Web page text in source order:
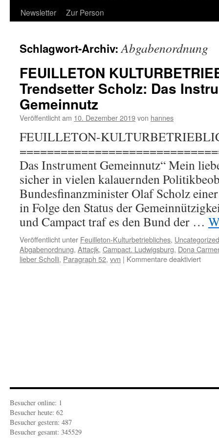
Newsletter
Zur Person
Schlagwort-Archiv:Abgabenordnung
FEUILLETON
Trendsetter Scholz: Das
Gemeinnutz
Veröffentlicht am 10. Dezember 2019von hannes
FEUILLETON-
Das Instrument Gemeinnutz“ Mein
sicher in vielen kalauernden
Bundesfinanzminister Olaf Scholz
in Folge den Status der
und Campact traf es den Bund der …
Veröffentlicht unter Feuilleton-Kulturbetriebliches, Uncategorized
Abgabenordnung, Attacjk, Campact. Ludwigsburg, Dona
lieber Scholli, Paragraph 52, vvn | Kommentare deaktiviertfür
Besucher online: 1
Besucher heute: 62
Besucher gestern: 487
Besucher gesamt: 345529